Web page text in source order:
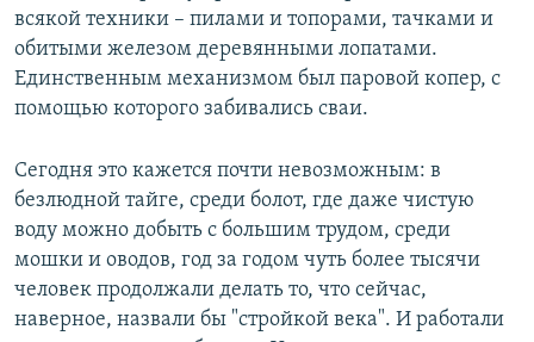
всякой техники – пилами и топорами, тачками и
обитыми железом деревянными лопатами.
Единственным механизмом был паровой копер, с
помощью которого забивались сваи.
Сегодня это кажется почти невозможным: в
безлюдной тайге, среди болот, где даже чистую
воду можно добыть с большим трудом, среди
мошки и оводов, год за годом чуть более тысячи
человек продолжали делать то, что сейчас,
наверное, назвали бы "стройкой века". И работали